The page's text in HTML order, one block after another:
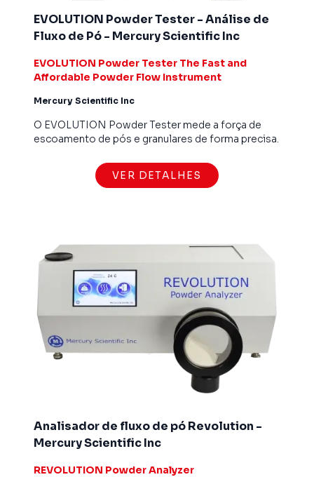
EVOLUTION Powder Tester - Análise de
Fluxo de Pó - Mercury Scientific Inc
EVOLUTION Powder Tester The Fast and
Affordable Powder Flow Instrument
Mercury Scientific Inc
O EVOLUTION Powder Tester mede a força de
escoamento de pós e granulares de forma precisa.
VER DETALHES
Analisador de fluxo de pó Revolution -
Mercury Scientific Inc
REVOLUTION Powder Analyzer